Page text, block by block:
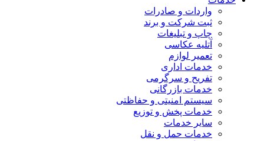
واردات و صادرات
ثبت شرکت و برند
چاپ و تبلیغات
آتلیه عکاسی
تعمیر لوازم
خدمات اداری
تفریح و سرگرمی
خدمات بازرگانی
سیستم امنیتی و حفاظتی
خدمات پخش و توزیع
سایر خدمات
خدمات حمل و نقل